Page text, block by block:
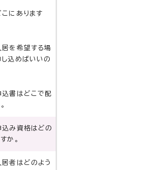
にあります
を希望する場
込めばいいの
書はどこで配
み資格はどの
か。
者はどのよう